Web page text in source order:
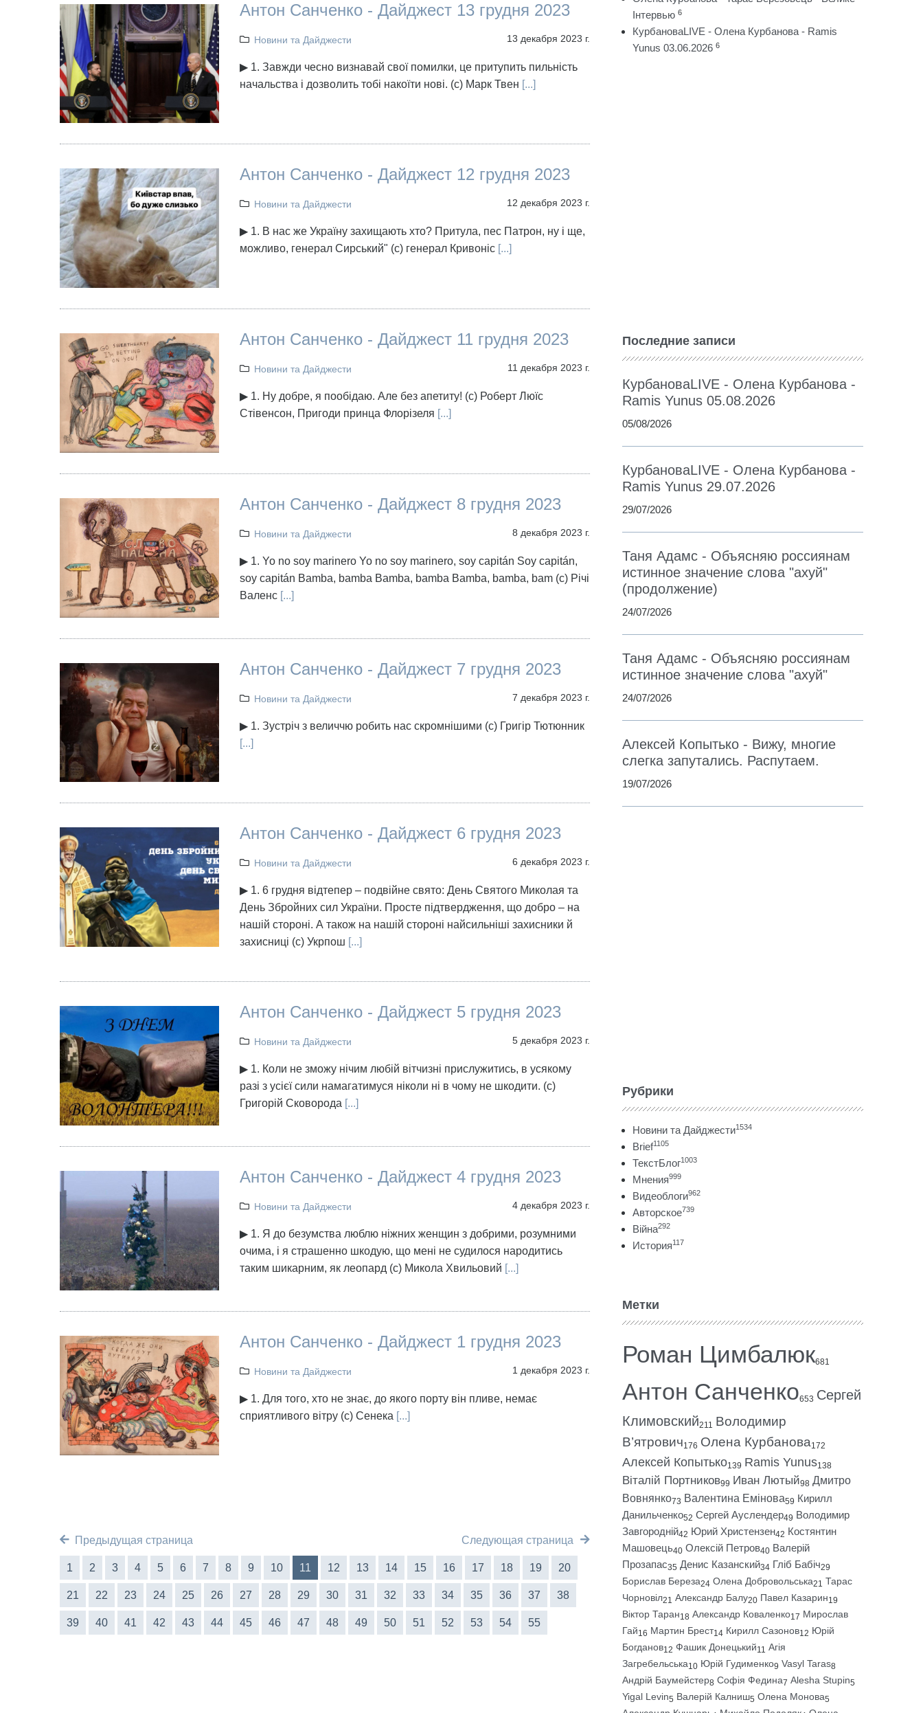
Антон Санченко - Дайджест 13 грудня 2023
Новини та Дайджести 13 декабря 2023 г.
▶ 1. Завжди чесно визнавай свої помилки, це притупить пильність
начальства і дозволить тобі накоїти нові. (с) Марк Твен [...]
Антон Санченко - Дайджест 12 грудня 2023
Новини та Дайджести 12 декабря 2023 г.
▶ 1. В нас же Україну захищають хто? Притула, пес Патрон, ну і ще,
можливо, генерал Сирський" (с) генерал Кривоніс[...]
Антон Санченко - Дайджест 11 грудня 2023
Новини та Дайджести 11 декабря 2023 г.
▶ 1. Ну добре, я пообідаю. Але без апетиту! (с) Роберт Люїс
Стівенсон, Пригоди принца Флорізеля [...]
Антон Санченко - Дайджест 8 грудня 2023
Новини та Дайджести 8 декабря 2023 г.
▶ 1. Yo no soy marinero Yo no soy marinero, soy capitán Soy capitán,
soy capitán Bamba, bamba Bamba, bamba Bamba, bamba, bam (с) Річі
Валенс[...]
Антон Санченко - Дайджест 7 грудня 2023
Новини та Дайджести 7 декабря 2023 г.
▶ 1. Зустріч з величчю робить нас скромнішими (с) Григір Тютюнник
[...]
Антон Санченко - Дайджест 6 грудня 2023
Новини та Дайджести 6 декабря 2023 г.
▶ 1. 6 грудня відтепер – подвійне свято: День Святого Миколая та
День Збройних сил України. Просте підтвердження, що добро – на
нашій стороні. А також на нашій стороні найсильніші захисники й
захисниці (с) Укрпош [...]
Антон Санченко - Дайджест 5 грудня 2023
Новини та Дайджести 5 декабря 2023 г.
▶ 1. Коли не зможу нічим любій вітчизні прислужитись, в усякому
разі з усієї сили намагатимуся ніколи ні в чому не шкодити. (с)
Григорій Сковорода[...]
Антон Санченко - Дайджест 4 грудня 2023
Новини та Дайджести 4 декабря 2023 г.
▶ 1. Я до безумства люблю ніжних женщин з добрими, розумними
очима, і я страшенно шкодую, що мені не судилося народитись
таким шикарним, як леопард (с) Микола Хвильовий [...]
Антон Санченко - Дайджест 1 грудня 2023
Новини та Дайджести 1 декабря 2023 г.
▶ 1. Для того, хто не знає, до якого порту він пливе, немає
сприятливого вітру (с) Сенека [...]
Предыдущая страница Следующая страница
1 2 3 4 5 6 7 8 9 10 11 12 13 14 15 16 17 18 19 20
21 22 23 24 25 26 27 28 29 30 31 32 33 34 35 36 37 38
39 40 41 42 43 44 45 46 47 48 49 50 51 52 53 54 55
Інтервью 6
КурбановаLIVE - Олена Курбанова - Ramis
Yunus 03.06.2026 6
Последние записи
КурбановаLIVE - Олена Курбанова -
Ramis Yunus 05.08.2026
05/08/2026
КурбановаLIVE - Олена Курбанова -
Ramis Yunus 29.07.2026
29/07/2026
Таня Адамс - Объясняю россиянам
истинное значение слова "ахуй"
(продолжение)
24/07/2026
Таня Адамс - Объясняю россиянам
истинное значение слова "ахуй"
24/07/2026
Алексей Копытько - Вижу, многие
слегка запутались. Распутаем.
19/07/2026
Рубрики
Новини та Дайджести1534
Brief1105
ТекстБлог1003
Мнения999
Видеоблоги962
Авторское739
Війна292
История117
Метки
Роман Цимбалюк681
Антон Санченко653 Сергей
Климовский211 Володимир
В’ятрович176 Олена Курбанова172
Алексей Копытько139 Ramis Yunus138
Віталій Портников99 Иван Лютый98 Дмитро
Вовнянко73 Валентина Емінова59 Кирилл
Данильченко52 Сергей Ауслендер49 Володимир
Завгородній42 Юрий Христензен42 Костянтин
Машовець40 Олексій Петров40 Валерій
Прозапас35 Денис Казанский34 Гліб Бабіч29
Борислав Береза24 Олена Добровольська21 Тарас
Чорновіл21 Александр Балу20 Павел Казарин19
Віктор Таран18 Александр Коваленко17 Мирослав
Гай16 Мартин Брест14 Кирилл Сазонов12 Юрій
Богданов12 Фашик Донецький11 Агія
Загребельська10 Юрій Гудименко9 Vasyl Taras8
Андрій Баумейстер8 Софія Федина7 Alesha Stupin5
Yigal Levin5 Валерій Калниш5 Олена Монова5